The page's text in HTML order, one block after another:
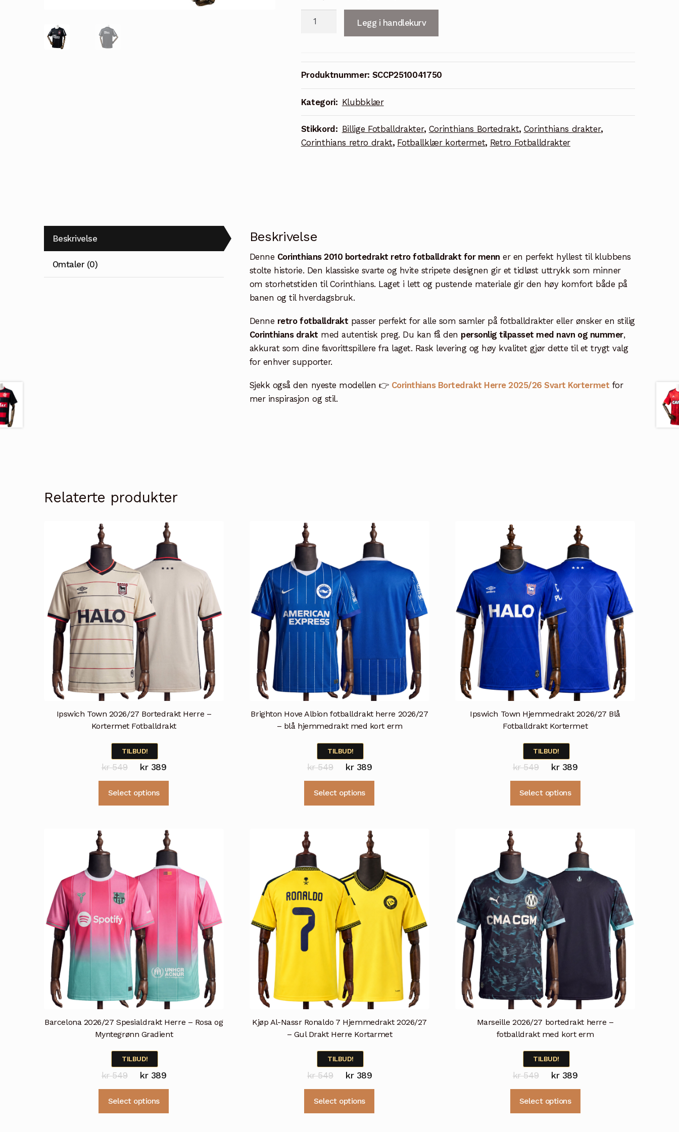
fotballdrakt
menn
Legg i handlekurv
Produktnummer: SCCP2510041750
Kategori: Klubbklær
Stikkord: Billige Fotballdrakter, Corinthians Bortedrakt, Corinthians drakter,
Corinthians retro drakt, Fotballklær kortermet, Retro Fotballdrakter
Beskrivelse
Omtaler (0)
Beskrivelse
Denne Corinthians 2010 bortedrakt retro fotballdrakt for menn er en perfekt hyllest til klubbens
stolte historie. Den klassiske svarte og hvite stripete designen gir et tidløst uttrykk som minner
om storhetstiden til Corinthians. Laget i lett og pustende materiale gir den høy komfort både på
banen og til hverdagsbruk.
Denne retro fotballdrakt passer perfekt for alle som samler på fotballdrakter eller ønsker en stilig
Corinthians drakt med autentisk preg. Du kan få den personlig tilpasset med navn og nummer,
akkurat som dine favorittspillere fra laget. Rask levering og høy kvalitet gjør dette til et trygt valg
for enhver supporter.
Sjekk også den nyeste modellen 👉 Corinthians Bortedrakt Herre 2025/26 Svart Kortermet for
mer inspirasjon og stil.
Relaterte produkter
Ipswich Town 2026/27 Bortedrakt Herre –
Kortermet Fotballdrakt
TILBUD!
kr549
Opprinnelig
pris
var:
kr389Nåværende
pris
Select options
varianter.
Alternativene
kan
velges
produktsiden
Brighton Hove Albion fotballdrakt herre 2026/27
– blå hjemmedrakt med kort erm
TILBUD!
kr549
Opprinnelig
pris
var:
kr389Nåværende
pris
Select options
Alternativene
kan
velges
på
produktsiden
Ipswich Town Hjemmedrakt 2026/27 Blå
Fotballdrakt Kortermet
TILBUD!
kr549
Opprinnelig
pris
var:
kr389Nåværende
pris
Select options
varianter.
Alternativene
kan
velges
på
produktsiden
Barcelona 2026/27 Spesialdrakt Herre – Rosa og
Myntegrønn Gradient
TILBUD!
kr549
Opprinnelig
pris
var:
kr389Nåværende
pris
Select options
Kjøp Al-Nassr Ronaldo 7 Hjemmedrakt 2026/27
– Gul Drakt Herre Kortarmet
TILBUD!
kr549
Opprinnelig
pris
var:
kr389Nåværende
pris
Select options
Marseille 2026/27 bortedrakt herre –
fotballdrakt med kort erm
TILBUD!
kr549
Opprinnelig
pris
var:
kr389Nåværende
pris
Select options